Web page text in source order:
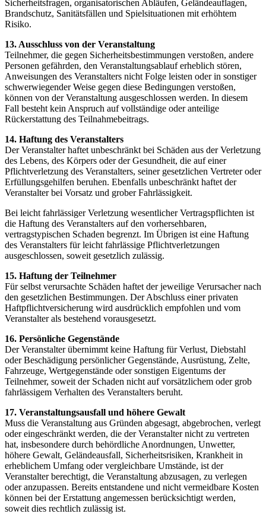
Sicherheitsfragen, organisatorischen Abläufen, Geländeauflagen,
Brandschutz, Sanitätsfällen und Spielsituationen mit erhöhtem
Risiko.
13. Ausschluss von der Veranstaltung
Teilnehmer, die gegen Sicherheitsbestimmungen verstoßen, andere
Personen gefährden, den Veranstaltungsablauf erheblich stören,
Anweisungen des Veranstalters nicht Folge leisten oder in sonstiger
schwerwiegender Weise gegen diese Bedingungen verstoßen,
können von der Veranstaltung ausgeschlossen werden. In diesem
Fall besteht kein Anspruch auf vollständige oder anteilige
Rückerstattung des Teilnahmebeitrags.
14. Haftung des Veranstalters
Der Veranstalter haftet unbeschränkt bei Schäden aus der Verletzung
des Lebens, des Körpers oder der Gesundheit, die auf einer
Pflichtverletzung des Veranstalters, seiner gesetzlichen Vertreter oder
Erfüllungsgehilfen beruhen. Ebenfalls unbeschränkt haftet der
Veranstalter bei Vorsatz und grober Fahrlässigkeit.
Bei leicht fahrlässiger Verletzung wesentlicher Vertragspflichten ist
die Haftung des Veranstalters auf den vorhersehbaren,
vertragstypischen Schaden begrenzt. Im Übrigen ist eine Haftung
des Veranstalters für leicht fahrlässige Pflichtverletzungen
ausgeschlossen, soweit gesetzlich zulässig.
15. Haftung der Teilnehmer
Für selbst verursachte Schäden haftet der jeweilige Verursacher nach
den gesetzlichen Bestimmungen. Der Abschluss einer privaten
Haftpflichtversicherung wird ausdrücklich empfohlen und vom
Veranstalter als bestehend vorausgesetzt.
16. Persönliche Gegenstände
Der Veranstalter übernimmt keine Haftung für Verlust, Diebstahl
oder Beschädigung persönlicher Gegenstände, Ausrüstung, Zelte,
Fahrzeuge, Wertgegenstände oder sonstigen Eigentums der
Teilnehmer, soweit der Schaden nicht auf vorsätzlichem oder grob
fahrlässigem Verhalten des Veranstalters beruht.
17. Veranstaltungsausfall und höhere Gewalt
Muss die Veranstaltung aus Gründen abgesagt, abgebrochen, verlegt
oder eingeschränkt werden, die der Veranstalter nicht zu vertreten
hat, insbesondere durch behördliche Anordnungen, Unwetter,
höhere Gewalt, Geländeausfall, Sicherheitsrisiken, Krankheit in
erheblichem Umfang oder vergleichbare Umstände, ist der
Veranstalter berechtigt, die Veranstaltung abzusagen, zu verlegen
oder anzupassen. Bereits entstandene und nicht vermeidbare Kosten
können bei der Erstattung angemessen berücksichtigt werden,
soweit dies rechtlich zulässig ist.